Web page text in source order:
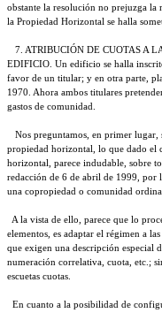
obstante la resolución no prejuzga la
la Propiedad Horizontal se halla
7. ATRIBUCIÓN DE CUOTAS A
EDIFICIO. Un edificio se halla
favor de un titular; y en otra parte,
1970. Ahora ambos titulares
gastos de comunidad.
Nos preguntamos, en primer
propiedad horizontal, lo que dado el
horizontal, parece indudable, sobre
redacción de 6 de abril de 1999, por
una copropiedad o comunidad
A la vista de ello, parece que lo
elementos, es adaptar el régimen a
que exigen una descripción especial
numeración correlativa, cuota, etc.;
escuetas cuotas.
En cuanto a la posibilidad de